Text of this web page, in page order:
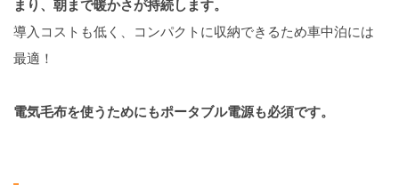
まり、朝まで暖かさが持続します。
導入コストも低く、コンパクトに収納できるため車中泊には
最適！
電気毛布を使うためにもポータブル電源も必須です。